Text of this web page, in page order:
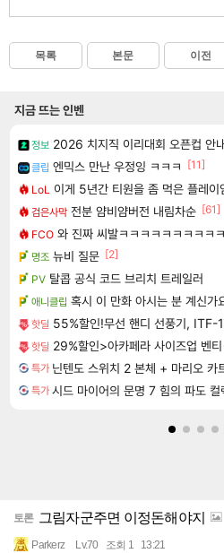
목록 본문 이전
지금 뜨는 인벤
정보 2026 치지직 이리대회 오픈컵 안
클립 엔믹스 만난 우정잉 ㅋㅋㅋ
[11]
LoL 이게 5년간 티원을 좀 먹은 플레이
검은사막 전분 얌비얌버전 내림차순 [61]
FCO 와 진짜 씨발ㅋㅋㅋㅋㅋㅋㅋㅋㅋ
명조 뉴비 질문 [2]
PV 탈콥 공식 코드 브리치 트레일러
애니클립 혹시 이 만화 아시는 분 계신가
핫딜 55%할인!무선 핸디 선풍기, ITF-
핫딜 29%할인>아카페라 사이즈업 벤
특가
특가
토론 그림자군주면 이정돈해야지
Parkerz Lv.70 조회 1 13:21